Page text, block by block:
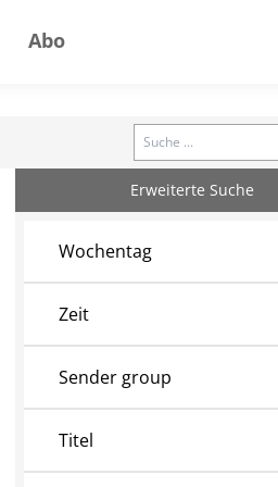
Abo
Search
Erweiterte Suche
Wochentag
Zeit
Sender group
Titel